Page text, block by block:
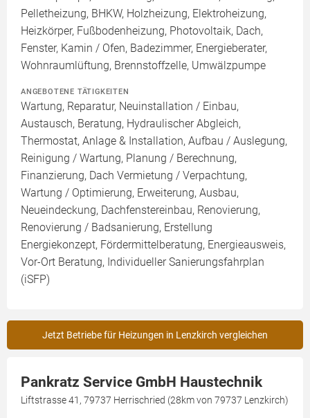
Pelletheizung, BHKW, Holzheizung, Elektroheizung,
Heizkörper, Fußbodenheizung, Photovoltaik, Dach,
Fenster, Kamin / Ofen, Badezimmer, Energieberater,
Wohnraumlüftung, Brennstoffzelle, Umwälzpumpe
ANGEBOTENE TÄTIGKEITEN
Wartung, Reparatur, Neuinstallation / Einbau,
Austausch, Beratung, Hydraulischer Abgleich,
Thermostat, Anlage & Installation, Aufbau / Auslegung,
Reinigung / Wartung, Planung / Berechnung,
Finanzierung, Dach Vermietung / Verpachtung,
Wartung / Optimierung, Erweiterung, Ausbau,
Neueindeckung, Dachfenstereinbau, Renovierung,
Renovierung / Badsanierung, Erstellung
Energiekonzept, Fördermittelberatung, Energieausweis,
Vor-Ort Beratung, Individueller Sanierungsfahrplan
(iSFP)
Jetzt Betriebe für Heizungen in Lenzkirch vergleichen
Pankratz Service GmbH Haustechnik
Liftstrasse 41, 79737 Herrischried (28km von 79737 Lenzkirch)